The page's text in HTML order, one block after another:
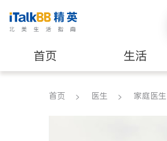
首页 生活
养老 非盈利组织
首页 医生 家庭医生